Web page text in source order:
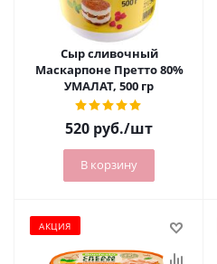
Сыр сливочный
Маскарпоне Претто 80%
УМАЛАТ, 500 гр
520 руб./шт
В корзину
АКЦИЯ